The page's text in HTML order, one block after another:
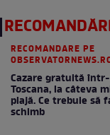
RECOMANDARE PE
Cazare gratuită
Toscana, la câteva
plajă. Ce trebuie să
schimb